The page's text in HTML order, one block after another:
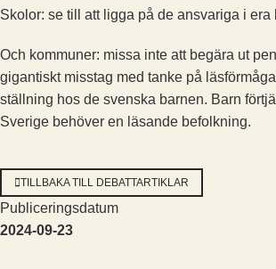
Skolor: se till att ligga på de ansvariga i era
Och kommuner: missa inte att begära ut
gigantiskt misstag med tanke på
ställning hos de svenska barnen. Barn
Sverige behöver en läsande befolkning.
TILLBAKA TILL DEBATTARTIKLAR
Publiceringsdatum
2024-09-23